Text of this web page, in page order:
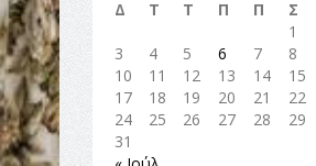
Δ
Τ Τ Π Π Σ
1
3
4 5 6 7 8
10
11 12 13 14 15
17
18 19 20 21 22
24
25 26 27 28 29
31